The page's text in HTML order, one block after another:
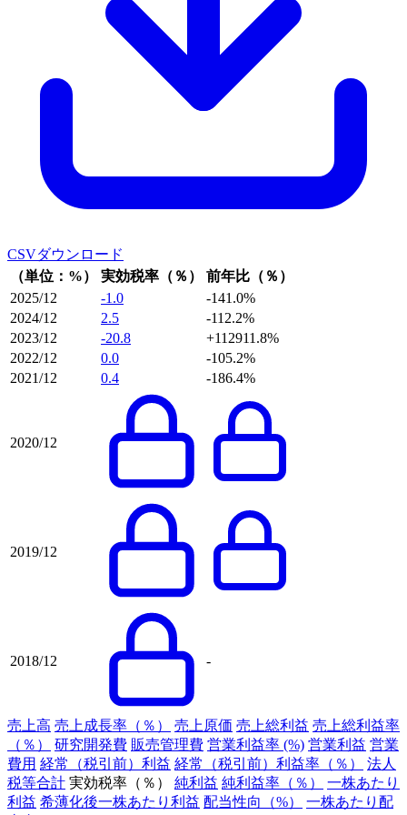
CSVダウンロード
（単位：%）
実効税率（％）
前年比（％）
2025/12
-1.0
-141.0%
2024/12
2.5
-112.2%
2023/12
-20.8
+112911.8%
2022/12
0.0
-105.2%
2021/12
0.4 -186.4%
2020/12
2019/12
2018/12 -
売上高 売上成長率（％） 売上原価 売上総利益 売上総利益率
（％）
研究開発費 販売管理費 営業利益率 (%) 営業利益 営業
費用 経常（税引前）利益 経常（税引前）利益率（％）
法人
税等合計 実効税率（％） 純利益 純利益率（％）
一株あたり
利益 希薄化後一株あたり利益 配当性向（%）
一株あたり配